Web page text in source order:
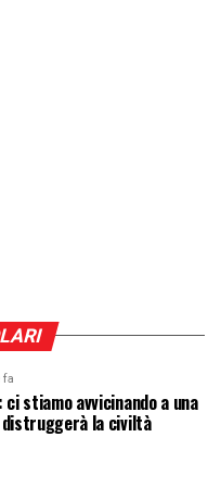
fa
stiamo avvicinando a una
la civiltà